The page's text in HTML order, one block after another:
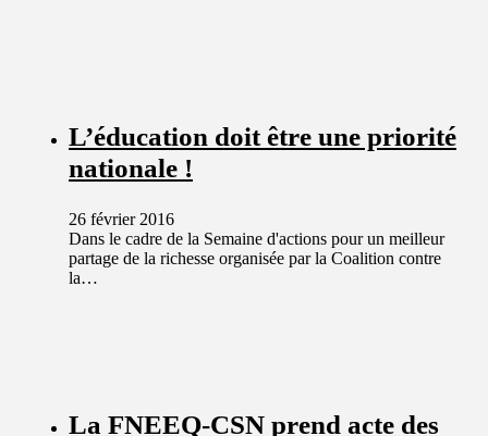
L’éducation doit être une priorité
nationale !
26 février 2016
Dans le cadre de la Semaine d'actions pour un meilleur
partage de la richesse organisée par la Coalition contre
la…
La FNEEQ-CSN prend acte des